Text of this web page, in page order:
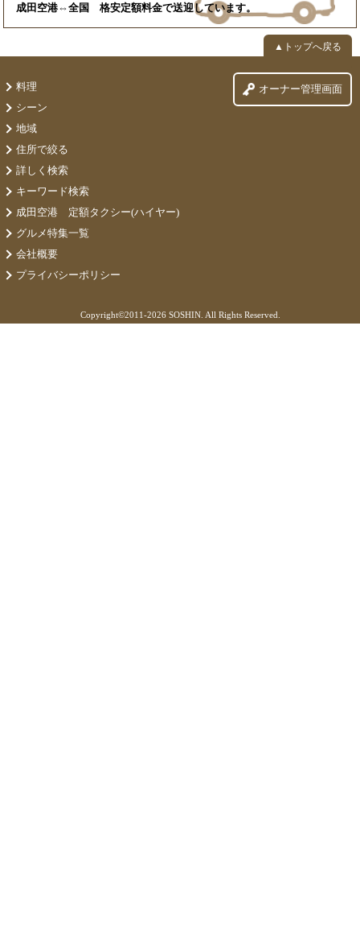
成田空港⇔全国 格安定額料金で送迎しています。
▲トップへ戻る
料理
シーン
地域
住所で絞る
詳しく検索
キーワード検索
成田空港 定額タクシー(ハイヤー)
グルメ特集一覧
会社概要
プライバシーポリシー
オーナー管理画面
Copyright©2011-2026 SOSHIN. All Rights Reserved.